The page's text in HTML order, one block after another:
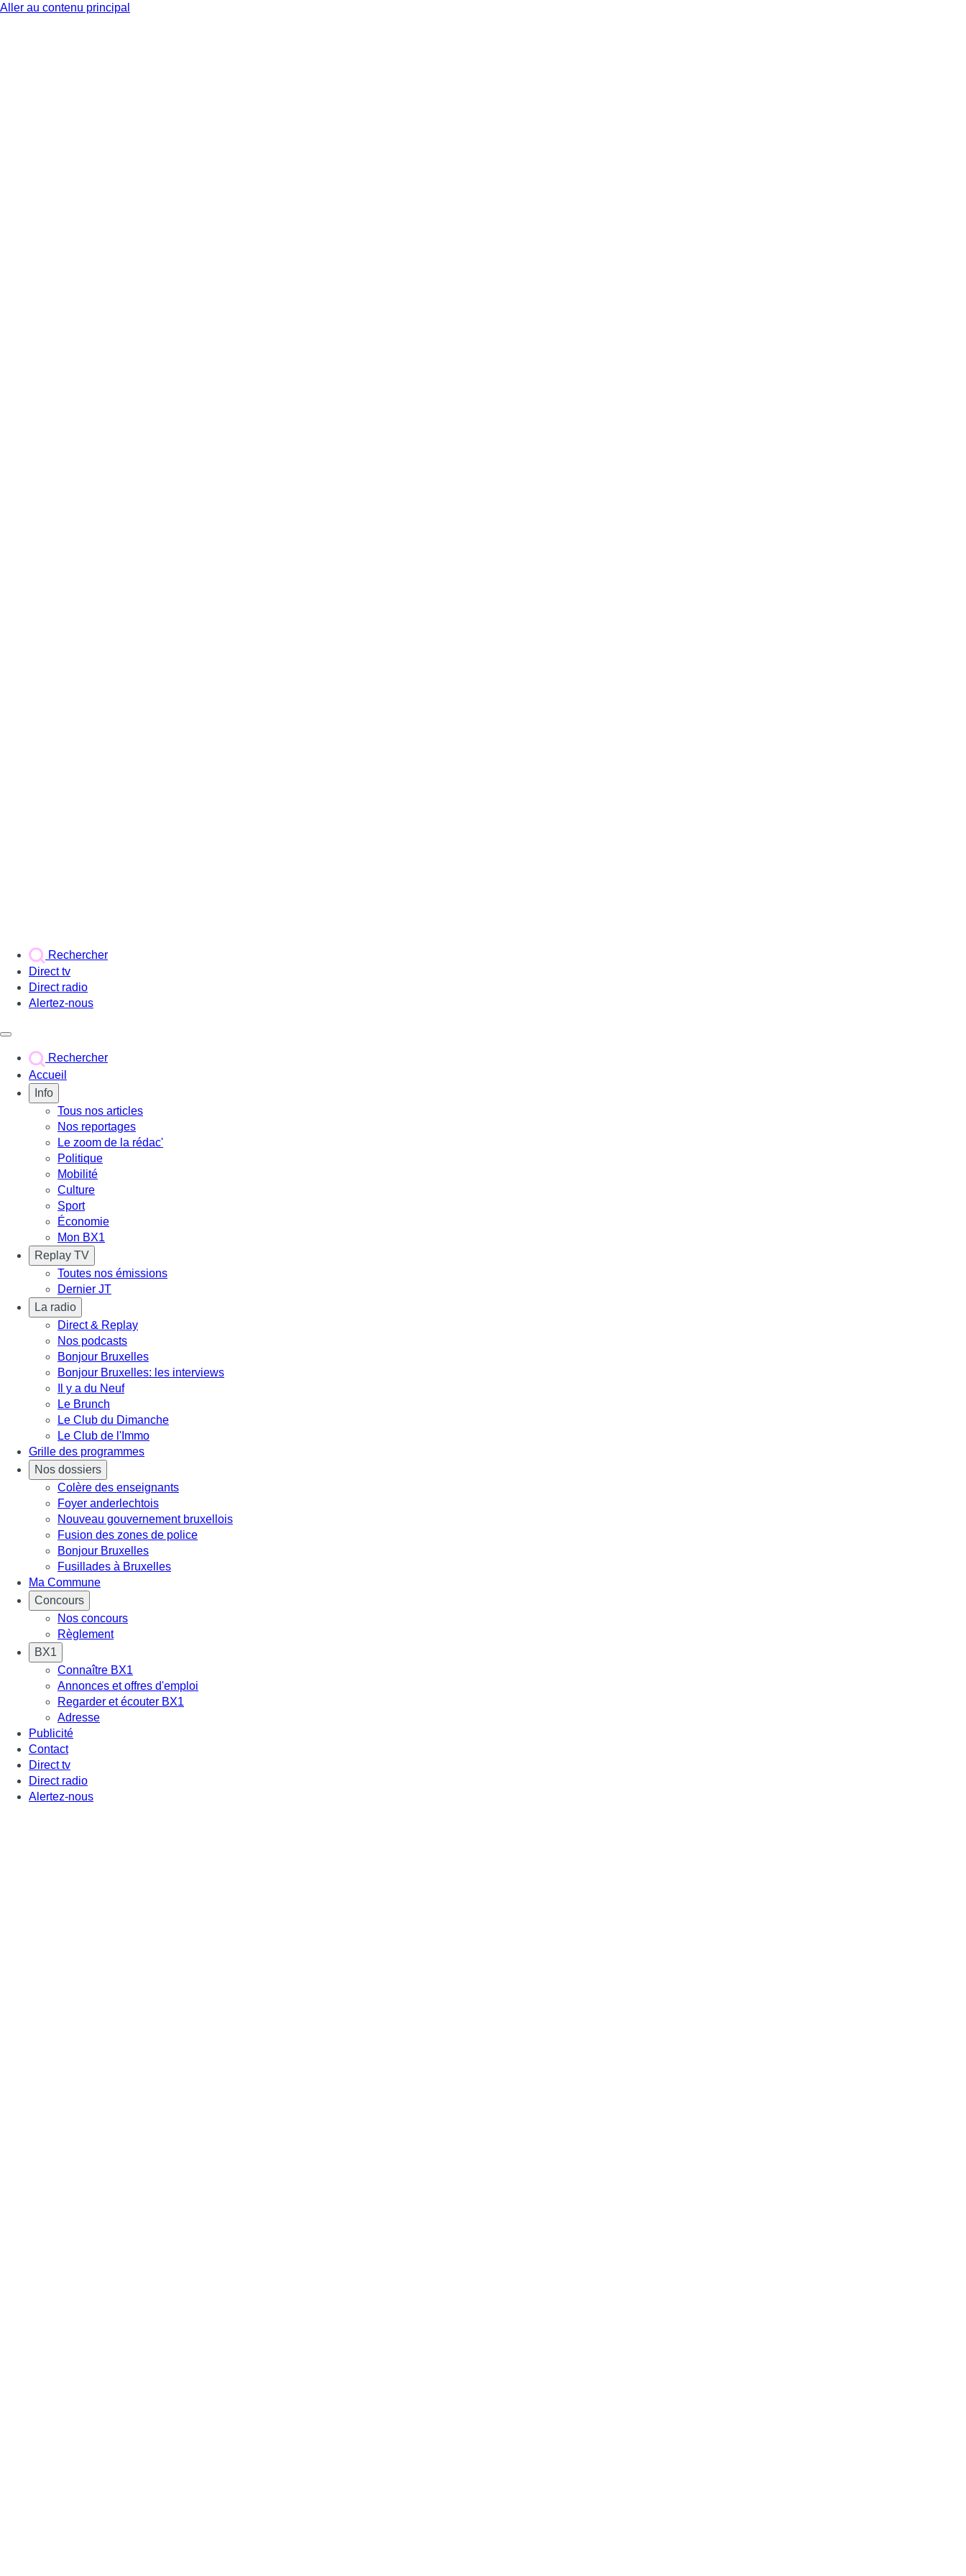
Aller au contenu principal
Rechercher
Direct tv
Direct radio
Alertez-nous
Rechercher
Accueil
Info
Tous nos articles
Nos reportages
Le zoom de la rédac'
Politique
Mobilité
Culture
Sport
Économie
Mon BX1
Replay TV
Toutes nos émissions
Dernier JT
La radio
Direct & Replay
Nos podcasts
Bonjour Bruxelles
Bonjour Bruxelles: les interviews
Il y a du Neuf
Le Brunch
Le Club du Dimanche
Le Club de l'Immo
Grille des programmes
Nos dossiers
Colère des enseignants
Foyer anderlechtois
Nouveau gouvernement bruxellois
Fusion des zones de police
Bonjour Bruxelles
Fusillades à Bruxelles
Ma Commune
Concours
Nos concours
Règlement
BX1
Connaître BX1
Annonces et offres d'emploi
Regarder et écouter BX1
Adresse
Publicité
Contact
Direct tv
Direct radio
Alertez-nous